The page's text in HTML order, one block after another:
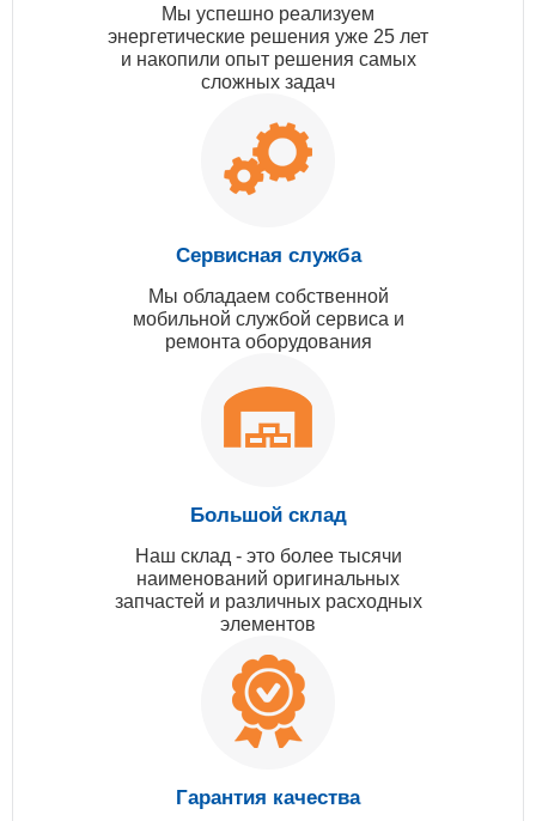
Мы успешно реализуем
энергетические решения уже 25 лет
и накопили опыт решения самых
сложных задач
Сервисная служба
Мы обладаем собственной
мобильной службой сервиса и
ремонта оборудования
Большой склад
Наш склад - это более тысячи
наименований оригинальных
запчастей и различных расходных
элементов
Гарантия качества